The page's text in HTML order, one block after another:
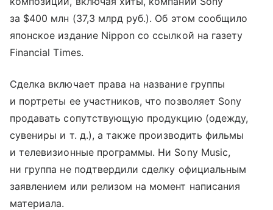
за $400 млн (37,3 млрд руб.). Об этом сообщило
японское издание Nippon со ссылкой на газету
Financial Times.
Сделка включает права на название группы
и портреты ее участников, что позволяет Sony
продавать сопутствующую продукцию (одежду,
сувениры и т. д.), а также производить фильмы
и телевизионные программы. Ни Sony Music,
ни группа не подтвердили сделку официальным
заявлением или релизом на момент написания
материала.